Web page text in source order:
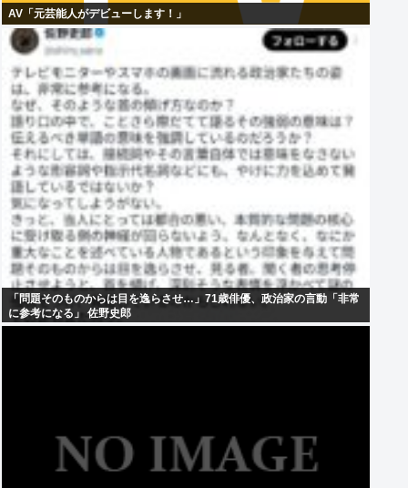
AV「元芸能人がデビューします！」
「問題そのものからは目を逸らさせ…」71歳俳優、政治家の言動「非常
に参考になる」 佐野史郎